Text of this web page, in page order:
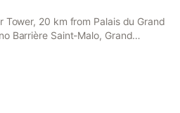
20 km from Palais du Grand
Barrière Saint-Malo, Grand
accommodation set in Miniac-